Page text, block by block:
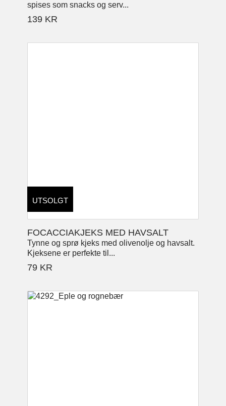
spises som snacks og serv...
139 KR
FOCACCIAKJEKS MED HAVSALT
Tynne og sprø kjeks med olivenolje og havsalt.
Kjeksene er perfekte til...
79 KR
UTSOLGT